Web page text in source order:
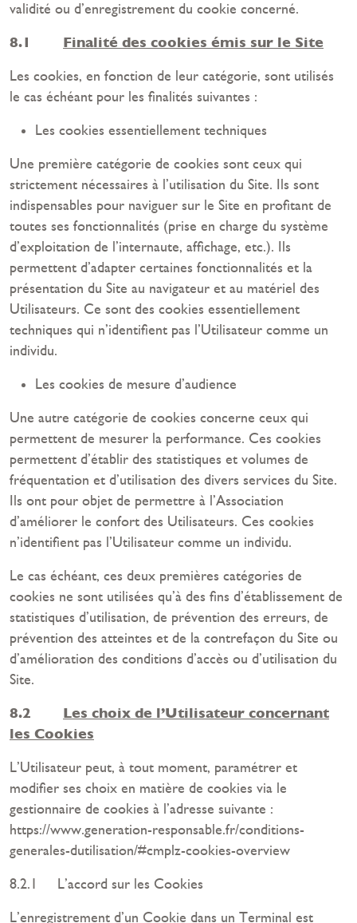
validité ou d’enregistrement du cookie concerné.
8.1 Finalité des cookies émis sur le Site
Les cookies, en fonction de leur catégorie, sont utilisés
le cas échéant pour les finalités suivantes :
Les cookies essentiellement techniques
Une première catégorie de cookies sont ceux qui
strictement nécessaires à l’utilisation du Site. Ils sont
indispensables pour naviguer sur le Site en profitant de
toutes ses fonctionnalités (prise en charge du système
d’exploitation de l’internaute, affichage, etc.). Ils
permettent d’adapter certaines fonctionnalités et la
présentation du Site au navigateur et au matériel des
Utilisateurs. Ce sont des cookies essentiellement
techniques qui n’identifient pas l’Utilisateur comme un
individu.
Les cookies de mesure d’audience
Une autre catégorie de cookies concerne ceux qui
permettent de mesurer la performance. Ces cookies
permettent d’établir des statistiques et volumes de
fréquentation et d’utilisation des divers services du Site.
Ils ont pour objet de permettre à l’Association
d’améliorer le confort des Utilisateurs. Ces cookies
n’identifient pas l’Utilisateur comme un individu.
Le cas échéant, ces deux premières catégories de
cookies ne sont utilisées qu’à des fins d’établissement de
statistiques d’utilisation, de prévention des erreurs, de
prévention des atteintes et de la contrefaçon du Site ou
d’amélioration des conditions d’accès ou d’utilisation du
Site.
8.2 Les choix de l’Utilisateur concernant
les Cookies
L’Utilisateur peut, à tout moment, paramétrer et
modifier ses choix en matière de cookies via le
gestionnaire de cookies à l’adresse suivante :
https://www.generation-responsable.fr/conditions-
generales-dutilisation/#cmplz-cookies-overview
8.2.1 L’accord sur les Cookies
L’enregistrement d’un Cookie dans un Terminal est